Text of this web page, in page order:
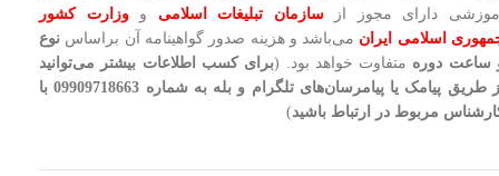
دارای مجوز از
سازمان تبلیغات اسلامی ووزارت کشور
اسلامی ایران می‌باشد و هزینه صدور گواهینامه آن براساس نوع
ساعت دوره متفاوت خواهد بود. (برای کسب اطلاعات بیشتر می‌توانید
از طریق پیامک یا پیامرسان‌های تلگرام و بله به شماره 09909718663 با
مربوط در ارتباط باشید)